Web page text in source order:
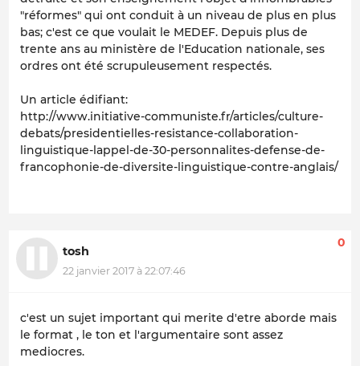
"réformes" qui ont conduit à un niveau de plus en plus
bas; c'est ce que voulait le MEDEF. Depuis plus de
trente ans au ministère de l'Education nationale, ses
ordres ont été scrupuleusement respectés.
Un article édifiant:
http://www.initiative-communiste.fr/articles/culture-
debats/presidentielles-resistance-collaboration-
linguistique-lappel-de-30-personnalites-defense-de-
francophonie-de-diversite-linguistique-contre-anglais/
tosh
22 janvier 2017 à 22:07:46
0
c'est un sujet important qui merite d'etre aborde mais
le format , le ton et l'argumentaire sont assez
mediocres.